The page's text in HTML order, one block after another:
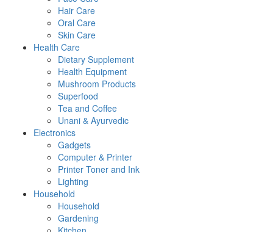
Hair Care
Oral Care
Skin Care
Health Care
Dietary Supplement
Health Equipment
Mushroom Products
Superfood
Tea and Coffee
Unani & Ayurvedic
Electronics
Gadgets
Computer & Printer
Printer Toner and Ink
Lighting
Household
Household
Gardening